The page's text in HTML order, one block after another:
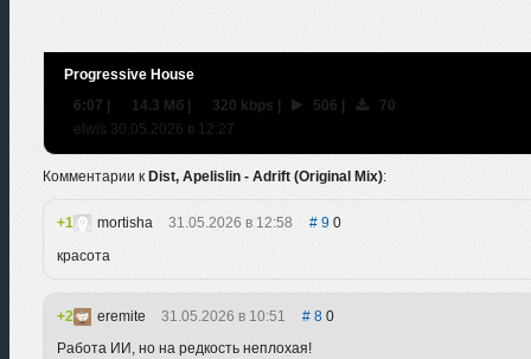
Progressive House
6:07 | 14.3 Мб | 320 kbps | 506 |
70
elwis 30.05.2026 в 12:27
Комментарии к Dist, Apelislin - Adrift (Original Mix):
1 mortisha 31.05.2026 в 12:58 90
красота
2 eremite 31.05.2026 в 10:51 80
Работа ИИ, но на редкость неплохая!